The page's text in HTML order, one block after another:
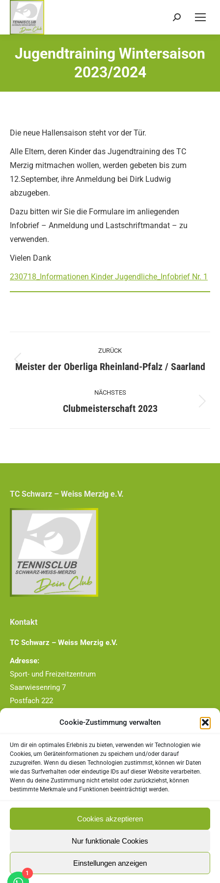
Cookie-Zustimmung verwalten
Um dir ein optimales Erlebnis zu bieten, verwenden wir Technologien wie
Cookies, um Geräteinformationen zu speichern und/oder darauf
zuzugreifen. Wenn du diesen Technologien zustimmst, können wir Daten
wie das Surfverhalten oder eindeutige IDs auf dieser Website verarbeiten.
Wenn du deine Zustimmung nicht erteilst oder zurückziehst, können
bestimmte Merkmale und Funktionen beeinträchtigt werden.
Cookies akzeptieren
Nur funktionale Cookies
Einstellungen anzeigen
Search:
Jugendtraining Wintersaison
2023/2024
Sie befinden sich hier:
Die neue Hallensaison steht vor der Tür.
Alle Eltern, deren Kinder das Jugendtraining des TC
Merzig mitmachen wollen, werden gebeten bis zum
12.September, ihre Anmeldung bei Dirk Ludwig
abzugeben.
Dazu bitten wir Sie die Formulare im anliegenden
Infobrief – Anmeldung und Lastschriftmandat – zu
verwenden.
Vielen Dank
230718_Informationen Kinder Jugendliche_Infobrief Nr. 1
Kommentarnavigation
ZURÜCK
Vorheriger
Meister der Oberliga Rheinland-Pfalz / Saarland
NÄCHSTES
Nächster
Clubmeisterschaft 2023
TC Schwarz – Weiss Merzig e.V.
Kontakt
TC Schwarz – Weiss Merzig e.V.
Adresse:
Sport- und Freizeitzentrum
Saarwiesenring 7
Postfach 222
0177/4409790
E-Mail:
vorstand@tc-merzig.de
Impressum
Cookie-Richtlinie (EU)
1